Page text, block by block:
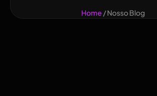
Home / Nosso Blog